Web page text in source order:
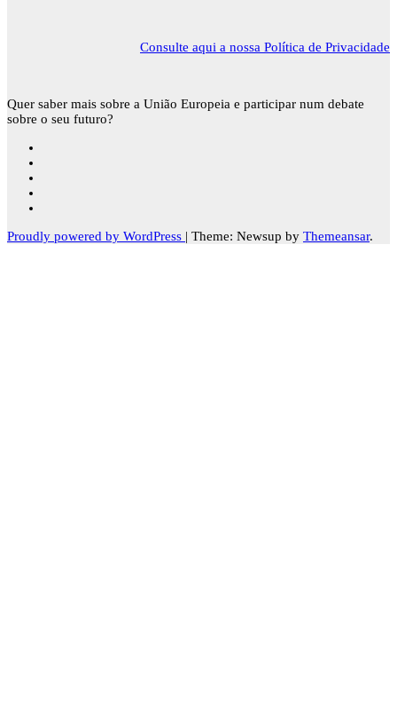
Consulte aqui a nossa Política de Privacidade
Quer saber mais sobre a União Europeia e participar num debate
sobre o seu futuro?
Proudly powered by WordPress | Theme: Newsup by Themeansar.